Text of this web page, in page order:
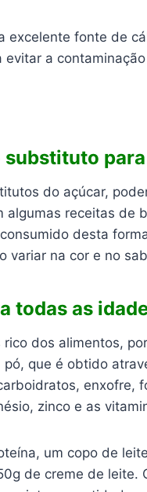
excelente fonte de
a
do açúcar,
algumas receitas de
desta
variar na cor e no
todas as
rico dos alimentos,
pó, que é obtido
enxofre,
zinco e as
um copo de
de creme de leite.